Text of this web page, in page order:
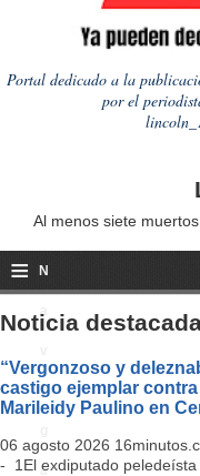
Portal dedicado a la
por el
Al menos siete
≡ N
a
i
a
Noticia
“Vergonzoso y
castigo ejemplar
Marileidy Paulino en
06 agosto 2026
- 1El exdiputado peledeísta